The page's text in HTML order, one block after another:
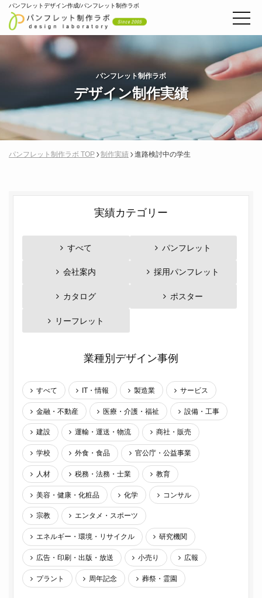
パンフレットデザイン作成/パンフレット制作ラボ
パンフレット制作ラボ
デザイン制作実績
パンフレット制作ラボ TOP 制作実績 進路検討中の学生
実績カテゴリー
すべて パンフレット
会社案内 採用パンフレット
カタログ ポスター
リーフレット
業種別デザイン事例
すべて IT・情報 製造業 サービス
金融・不動産 医療・介護・福祉 設備・工事
建設 運輸・運送・物流 商社・販売
学校 外食・食品 官公庁・公益事業
人材 税務・法務・士業 教育
美容・健康・化粧品 化学 コンサル
宗教 エンタメ・スポーツ
エネルギー・環境・リサイクル 研究機関
広告・印刷・出版・放送 小売り 広報
プラント 周年記念 葬祭・霊園